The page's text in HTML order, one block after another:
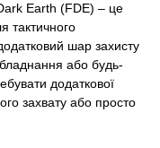
Earth (FDE) – це
тактичного
шар захисту
або будь-
додаткової
захвату або просто